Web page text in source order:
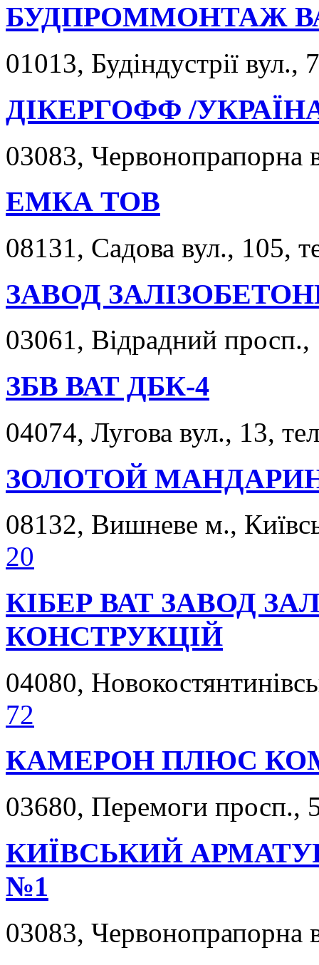
БУДПРОММОНТАЖ
01013, Будіндустрії
ДІКЕРГОФФ /
03083, Червонопрапорна
ЕМКА ТОВ
08131, Садова вул., 105,
ЗАВОД
03061, Відрадний
ЗБВ ВАТ ДБК-4
04074, Лугова вул., 13,
ЗОЛОТОЙ
08132, Вишневе м.,
20
КІБЕР ВАТ ЗАВОД
КОНСТРУКЦІЙ
04080,
72
КАМЕРОН ПЛЮС
03680, Перемоги просп.,
КИЇВСЬКИЙ
№1
03083, Червонопрапорна